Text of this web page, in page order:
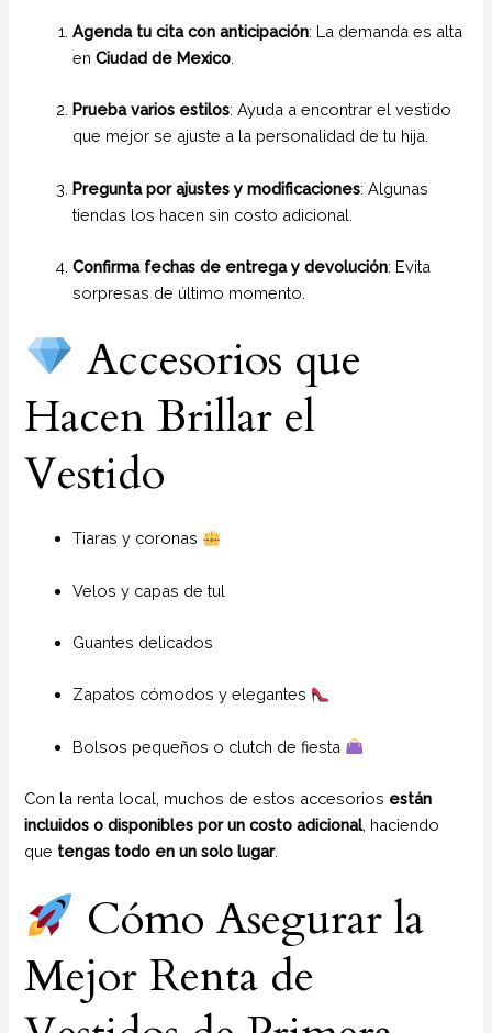
Agenda tu cita con anticipación: La demanda es alta
enCiudad de Mexico
Prueba varios estilos: Ayuda a encontrar el vestido
que mejor se ajuste a la personalidad de tu hija.
Pregunta por ajustes y modificaciones: Algunas
tiendas los hacen sin costo adicional.
Confirma fechas de entrega y devolución: Evita
sorpresas de último momento.
Accesorios que
Hacen Brillar el
Vestido
Tiaras y coronas
Velos y capas de tul
Guantes delicados
Zapatos cómodos y elegantes
Bolsos pequeños o clutch de fiesta
Con la renta local, muchos de estos accesorios están
incluidos o disponibles por un costo adicional, haciendo
que tengas todo en un solo lugar.
Cómo Asegurar la
Mejor Renta de